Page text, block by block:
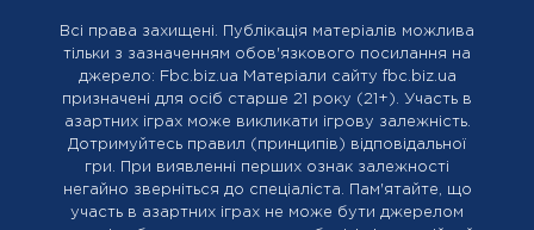
Всі права захищені. Публікація матеріалів можлива
тільки з зазначенням обов'язкового посилання на
джерело: Fbc.biz.ua Матеріали сайту fbc.biz.ua
призначені для осіб старше 21 року (21+). Участь в
азартних іграх може викликати ігрову залежність.
Дотримуйтесь правил (принципів) відповідальної
гри. При виявленні перших ознак залежності
негайно зверніться до спеціаліста. Пам'ятайте, що
участь в азартних іграх не може бути джерелом